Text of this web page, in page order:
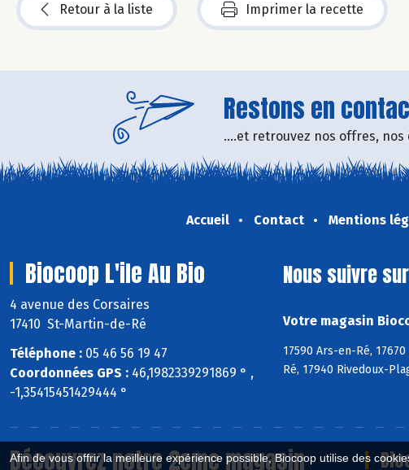
Afin de vous offrir la meilleure expérience possible, Biocoop utilise des
Retour à la liste Imprimer la recette
Restons en
....et retrouvez nos offres,
Accueil Contact Mentions
Biocoop L'ile Au Bio
4 avenue des Corsaires
17410 St-Martin-de-Ré
Téléphone : 05 46 56 19 47
Coordonnées GPS : 46,1982339291869 ° ,
-1,35415451429444 °
Nous suivre sur
Votre magasin
17590 Ars-en-Ré,
Ré, 17940 Rivedoux-
Découvrez notre 2eme magasin